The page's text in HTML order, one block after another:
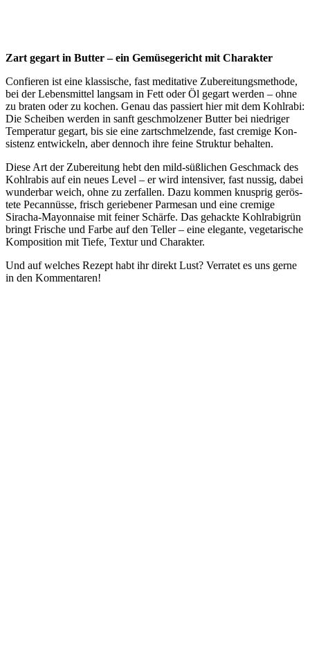
Zart gegart in But­ter – ein Gemü­se­ge­richt mit Charakter
Con­fie­ren ist eine klas­si­sche, fast medi­ta­ti­ve Zube­rei­tungs­me­tho­de,
bei der Lebens­mit­tel lang­sam in Fett oder Öl gegart wer­den – ohne
zu bra­ten oder zu kochen. Genau das pas­siert hier mit dem Kohl­ra­bi:
Die Schei­ben wer­den in sanft geschmol­ze­ner But­ter bei nied­ri­ger
Tem­pe­ra­tur gegart, bis sie eine zart­schmel­zen­de, fast cre­mi­ge Kon­
sis­tenz ent­wi­ckeln, aber den­noch ihre fei­ne Struk­tur behalten.
Die­se Art der Zube­rei­tung hebt den mild-süß­li­chen Geschmack des
Kohl­ra­bis auf ein neu­es Level – er wird inten­si­ver, fast nussig, dabei
wun­der­bar weich, ohne zu zer­fal­len. Dazu kom­men knusp­rig gerös­
te­te Pecan­nüs­se, frisch gerie­be­ner Par­me­san und eine cre­mi­ge
Siracha-Mayon­nai­se mit fei­ner Schär­fe. Das gehack­te Kohl­ra­bi­grün
bringt Fri­sche und Far­be auf den Tel­ler – eine ele­gan­te, vege­ta­ri­sche
Kom­po­si­ti­on mit Tie­fe, Tex­tur und Charakter.
Und auf wel­ches Rezept habt ihr direkt Lust? Ver­ra­tet es uns ger­ne
in den Kommentaren!